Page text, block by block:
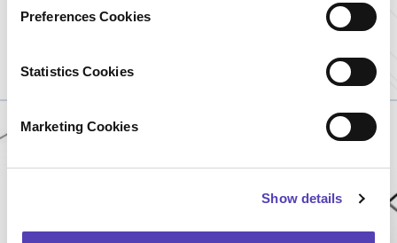
l
Preferences Cookies
Statistics Cookies
Marketing Cookies
Show details
Reduce Post-M&A Risk with
Strategic, AI-Powered IP